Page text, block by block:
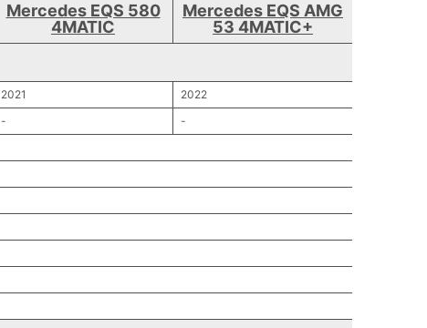
Mercedes EQS 580
4MATIC
Mercedes EQS AMG
53 4MATIC+
2021
2022
-
-